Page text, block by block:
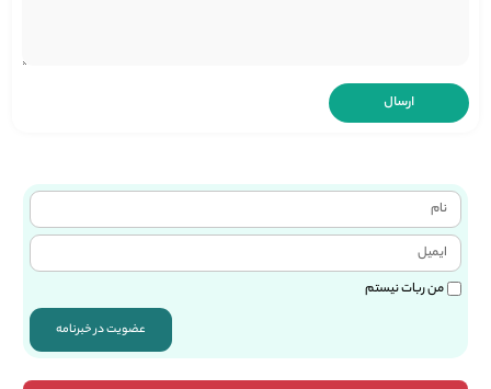
من ربات نیستم
عضویت در خبرنامه